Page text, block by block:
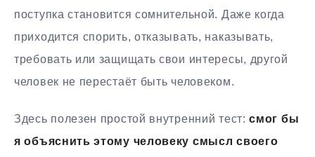
поступка становится сомнительной. Даже когда
приходится спорить, отказывать, наказывать,
требовать или защищать свои интересы, другой
человек не перестаёт быть человеком.
Здесь полезен простой внутренний тест:смог бы
я объяснить этому человеку смысл своего